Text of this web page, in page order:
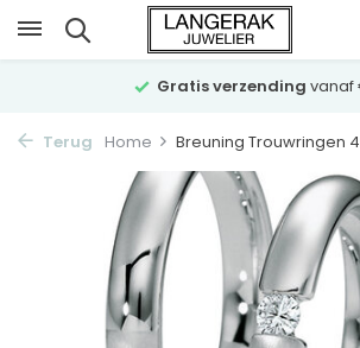
Gratis verzending vanaf
Terug Home Breuning Trouwringen